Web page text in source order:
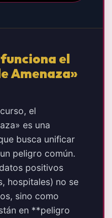
el
Amenaza»
el
es una
busca unificar
peligro común.
positivos
hospitales) no se
sino como
en **peligro